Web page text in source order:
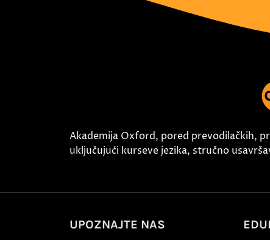
Akademija Oxford, pored prevodilačkih,
uključujući kurseve jezika, stručno
UPOZNAJTE NAS